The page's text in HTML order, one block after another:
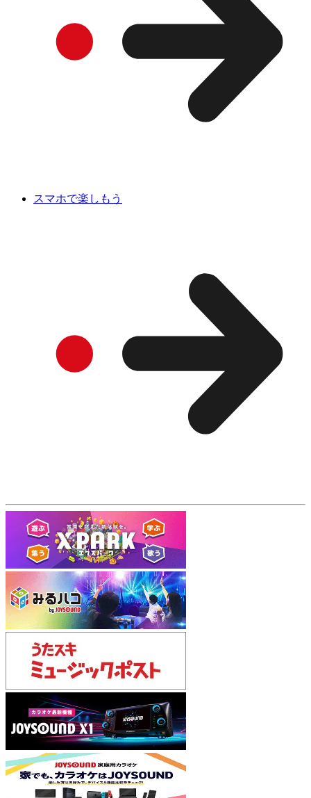
スマホで楽しもう